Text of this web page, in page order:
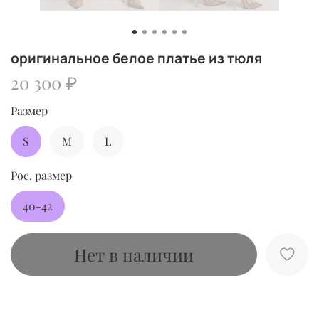
оригинальное белое платье из тюля
20 300 ₽
Нет в наличии
Размер
S M L
Рос. размер
40-42